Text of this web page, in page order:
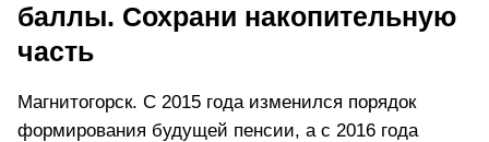
баллы. Сохрани накопительную
часть
Магнитогорск. С 2015 года изменился порядок
формирования будущей пенсии, а с 2016 года